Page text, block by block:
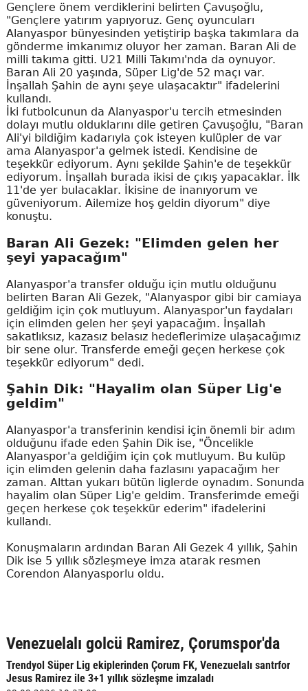
Gençlere önem verdiklerini belirten Çavuşoğlu,
"Gençlere yatırım yapıyoruz. Genç oyuncuları
Alanyaspor bünyesinden yetiştirip başka takımlara da
gönderme imkanımız oluyor her zaman. Baran Ali de
milli takıma gitti. U21 Milli Takımı'nda da oynuyor.
Baran Ali 20 yaşında, Süper Lig'de 52 maçı var.
İnşallah Şahin de aynı şeye ulaşacaktır" ifadelerini
kullandı.
İki futbolcunun da Alanyaspor'u tercih etmesinden
dolayı mutlu olduklarını dile getiren Çavuşoğlu, "Baran
Ali'yi bildiğim kadarıyla çok isteyen kulüpler de var
ama Alanyaspor'a gelmek istedi. Kendisine de
teşekkür ediyorum. Aynı şekilde Şahin'e de teşekkür
ediyorum. İnşallah burada ikisi de çıkış yapacaklar. İlk
11'de yer bulacaklar. İkisine de inanıyorum ve
güveniyorum. Ailemize hoş geldin diyorum" diye
konuştu.
Baran Ali Gezek: "Elimden gelen her
şeyi yapacağım"
Alanyaspor'a transfer olduğu için mutlu olduğunu
belirten Baran Ali Gezek, "Alanyaspor gibi bir camiaya
geldiğim için çok mutluyum. Alanyaspor'un faydaları
için elimden gelen her şeyi yapacağım. İnşallah
sakatlıksız, kazasız belasız hedeflerimize ulaşacağımız
bir sene olur. Transferde emeği geçen herkese çok
teşekkür ediyorum" dedi.
Şahin Dik: "Hayalim olan Süper Lig'e
geldim"
Alanyaspor'a transferinin kendisi için önemli bir adım
olduğunu ifade eden Şahin Dik ise, "Öncelikle
Alanyaspor'a geldiğim için çok mutluyum. Bu kulüp
için elimden gelenin daha fazlasını yapacağım her
zaman. Alttan yukarı bütün liglerde oynadım. Sonunda
hayalim olan Süper Lig'e geldim. Transferimde emeği
geçen herkese çok teşekkür ederim" ifadelerini
kullandı.
Konuşmaların ardından Baran Ali Gezek 4 yıllık, Şahin
Dik ise 5 yıllık sözleşmeye imza atarak resmen
Corendon Alanyasporlu oldu.
Venezuelalı golcü Ramirez, Çorumspor'da
Trendyol Süper Lig ekiplerinden Çorum FK, Venezuelalı santrfor
Jesus Ramirez ile 3+1 yıllık sözleşme imzaladı